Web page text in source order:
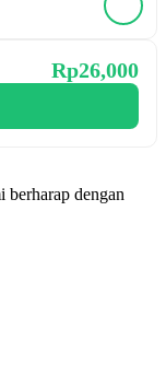
Rp26,000
dengan